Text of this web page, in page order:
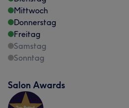
Mittwoch
Donnerstag
Freitag
Samstag
Sonntag
Salon Awards